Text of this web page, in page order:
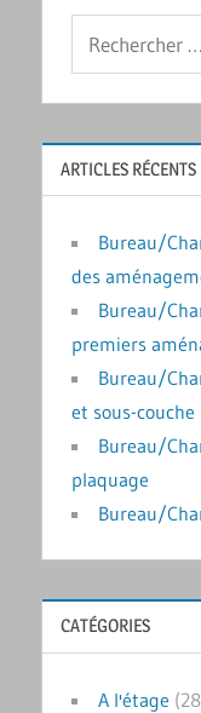
ARTICLES RÉCENTS
Bureau/
des
Bureau/
premiers
Bureau/
et sous-couche
Bureau/
plaquage
Bureau/
CATÉGORIES
A l'étage